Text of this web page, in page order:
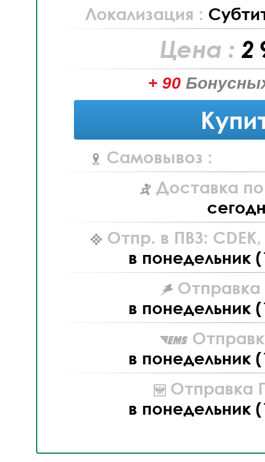
Локализация :
Цена : 2
+ 90
Самовывоз :
Доставка
Отпр. в ПВЗ: CDEK,
в понедельник
Отправка
в понедельник
в понедельник
Отправка
в понедельник